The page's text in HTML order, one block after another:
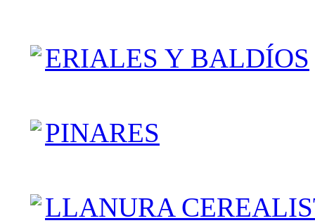
ERIALES Y BALDÍOS
PINARES
LLANURA